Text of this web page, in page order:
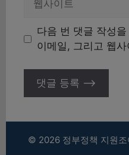
트
다음 번 댓글 작성
이메일, 그리고 웹
© 2026 정부정책 지원조